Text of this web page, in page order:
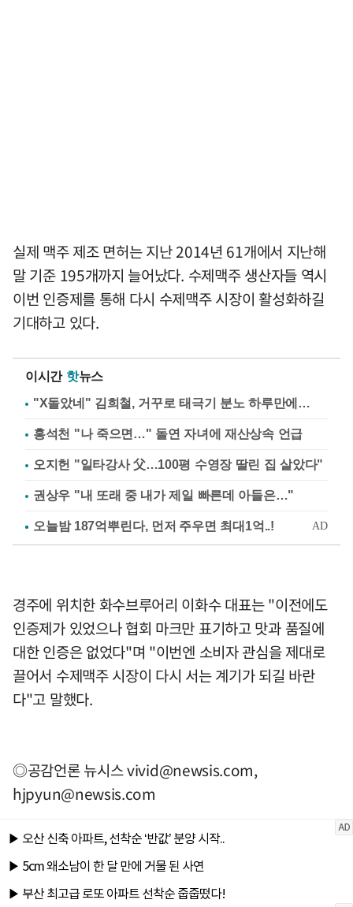
실제 맥주 제조 면허는 지난 2014년 61개에서 지난해
말 기준 195개까지 늘어났다. 수제맥주 생산자들 역시
이번 인증제를 통해 다시 수제맥주 시장이 활성화하길
기대하고 있다.
이시간 핫뉴스
"X돌았네" 김희철, 거꾸로 태극기 분노 하루만에…
홍석천 "나 죽으면…" 돌연 자녀에 재산상속 언급
오지헌 "일타강사 父…100평 수영장 딸린 집 살았다"
권상우 "내 또래 중 내가 제일 빠른데 아들은…"
경주에 위치한 화수브루어리 이화수 대표는 "이전에도
인증제가 있었으나 협회 마크만 표기하고 맛과 품질에
대한 인증은 없었다"며 "이번엔 소비자 관심을 제대로
끌어서 수제맥주 시장이 다시 서는 계기가 되길 바란
다"고 말했다.
◎공감언론 뉴시스vivid@newsis.com,
hjpyun@newsis.com